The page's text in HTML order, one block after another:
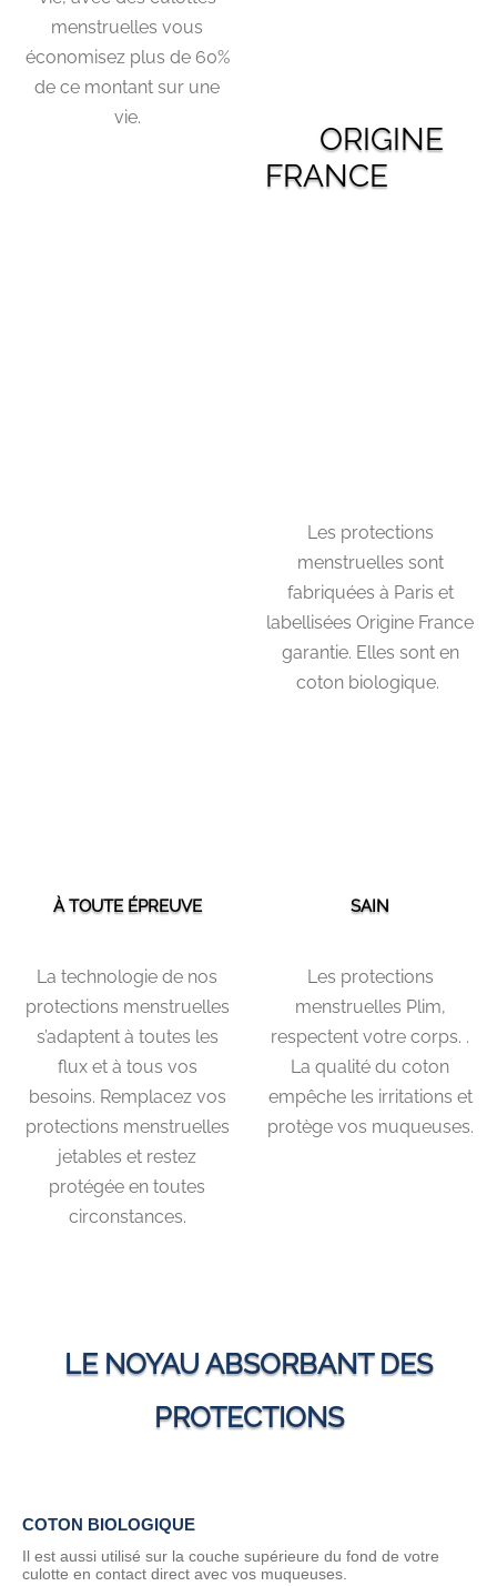
menstruelles vous
économisez plus de 60%
de ce montant sur une
vie.
ORIGINE
FRANCE
Les protections
menstruelles sont
fabriquées à Paris et
labellisées Origine France
garantie. Elles sont en
coton biologique.
À TOUTE ÉPREUVE
La technologie de nos
protections menstruelles
s’adaptent à toutes les
flux et à tous vos
besoins. Remplacez vos
protections menstruelles
jetables et restez
protégée en toutes
circonstances.
SAIN
Les protections
menstruelles Plim,
respectent votre corps. .
La qualité du coton
empêche les irritations et
protège vos muqueuses.
LE NOYAU ABSORBANT DES
PROTECTIONS
COTON BIOLOGIQUE
Il est aussi utilisé sur la couche supérieure du fond de votre
culotte en contact direct avec vos muqueuses.